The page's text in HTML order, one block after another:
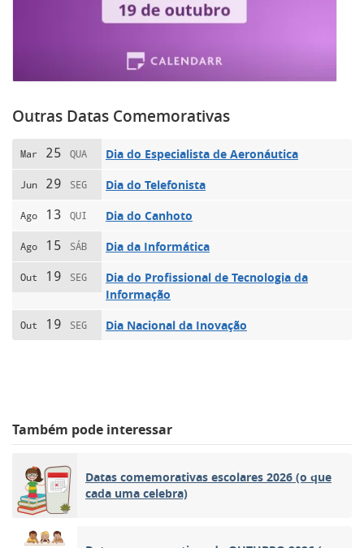
Outras Datas Comemorativas
Mar 25 QUA Dia do Especialista de Aeronáutica
Jun 29 SEG Dia do Telefonista
Ago 13 QUI Dia do Canhoto
Ago 15 SÁB Dia da Informática
Out 19 SEG
Dia do Profissional de Tecnologia da
Informação
Out 19 SEG Dia Nacional da Inovação
Também pode interessar
Datas comemorativas escolares 2026 (o que
cada uma celebra)